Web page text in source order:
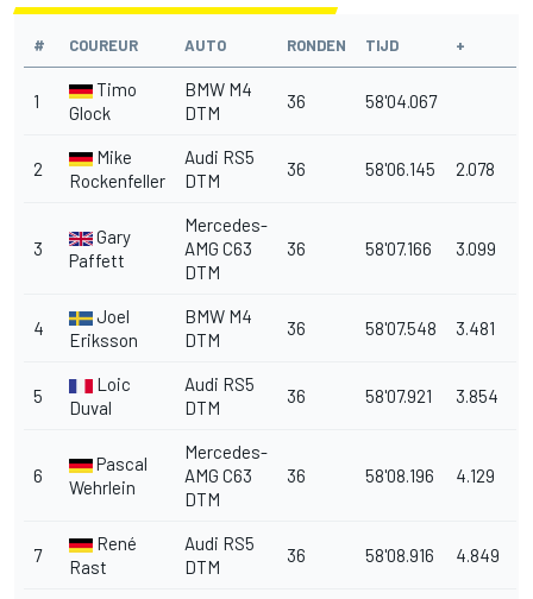
# COUREUR AUTO RONDEN TIJD +
1
Timo
Glock
BMW M4
DTM
36 58'04.067
2
Mike
Rockenfeller
Audi RS5
DTM
36 58'06.145 2.078
3
Gary
Paffett
Mercedes-
AMG C63
DTM
36 58'07.166 3.099
4
Joel
Eriksson
BMW M4
DTM
36 58'07.548 3.481
5
Loic
Duval
Audi RS5
DTM
36 58'07.921 3.854
6
Pascal
Wehrlein
Mercedes-
AMG C63
DTM
36 58'08.196 4.129
7
René
Rast
Audi RS5
DTM
36 58'08.916 4.849